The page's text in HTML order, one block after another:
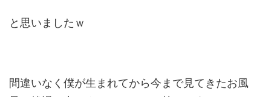
と思いましたｗ
間違いなく僕が生まれてから今まで見てきたお風